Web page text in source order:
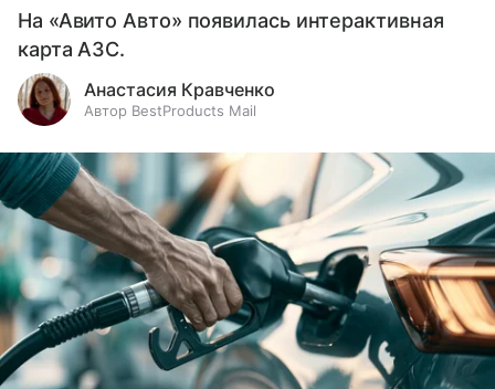
На «Авито Авто» появилась интерактивная
карта АЗС.
Анастасия Кравченко
Автор BestProducts Mail